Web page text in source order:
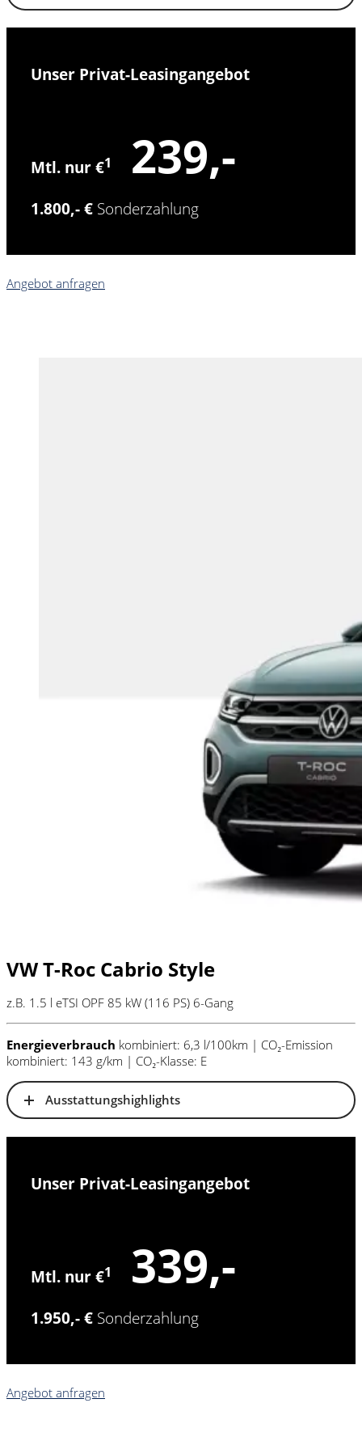
Unser Privat-Leasingangebot
Mtl. nur €1 239,-
1.800,- € Sonderzahlung
Angebot anfragen
VW T-Roc Cabrio Style
z.B. 1.5 l eTSI OPF 85 kW (116 PS) 6-Gang
Energieverbrauch kombiniert: 6,3 l/100km | CO₂-Emission
kombiniert: 143 g/km | CO₂-Klasse: E
Ausstattungshighlights
Unser Privat-Leasingangebot
Mtl. nur €1 339,-
1.950,- € Sonderzahlung
Angebot anfragen